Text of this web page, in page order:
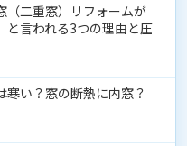
（二重窓）リフォームが
と言われる3つの理由と圧
寒い？窓の断熱に内窓？